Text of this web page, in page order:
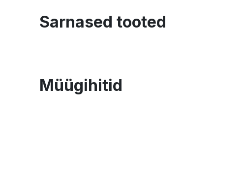
Sarnased tooted
Müügihitid